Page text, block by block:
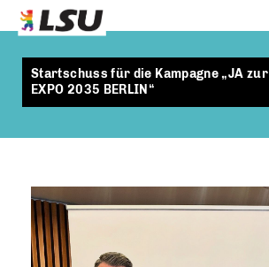
Startschuss für die Kampagne „JA zur
EXPO 2035 BERLIN“